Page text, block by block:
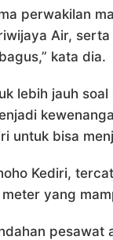
perwakilan
Air,
kata dia.
lebih jauh
untuk bisa
Kediri,
yang
pesawat